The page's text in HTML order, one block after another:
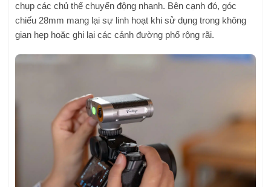
chụp các chủ thể chuyển động nhanh. Bên cạnh đó, góc
chiếu 28mm mang lại sự linh hoạt khi sử dụng trong không
gian hẹp hoặc ghi lại các cảnh đường phố rộng rãi.